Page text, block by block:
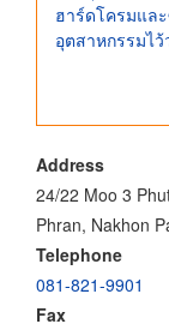
ฮาร์ดโครมแล
อุตสาหกรรมไ
Address
24/22 Moo 3
Phran, Nakhon
Telephone
081-821-9901
Fax